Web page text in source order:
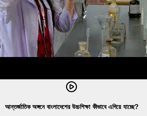
আন্তর্জাতিক অঙ্গনে বাংলাদেশের উচ্চশিক্ষা কীভাবে এগিয়ে যাচ্ছে?